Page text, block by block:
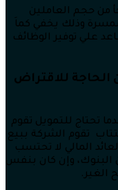
من حجم العاملين
وذلك يخفي كماَ
علي توفير الوظائف
للاقتراض
تحتاج للتمويل تقوم
تقوم الشركة ببيع
المالي لا تحتسب
البنوك، وإن كان بنفس
الغير.